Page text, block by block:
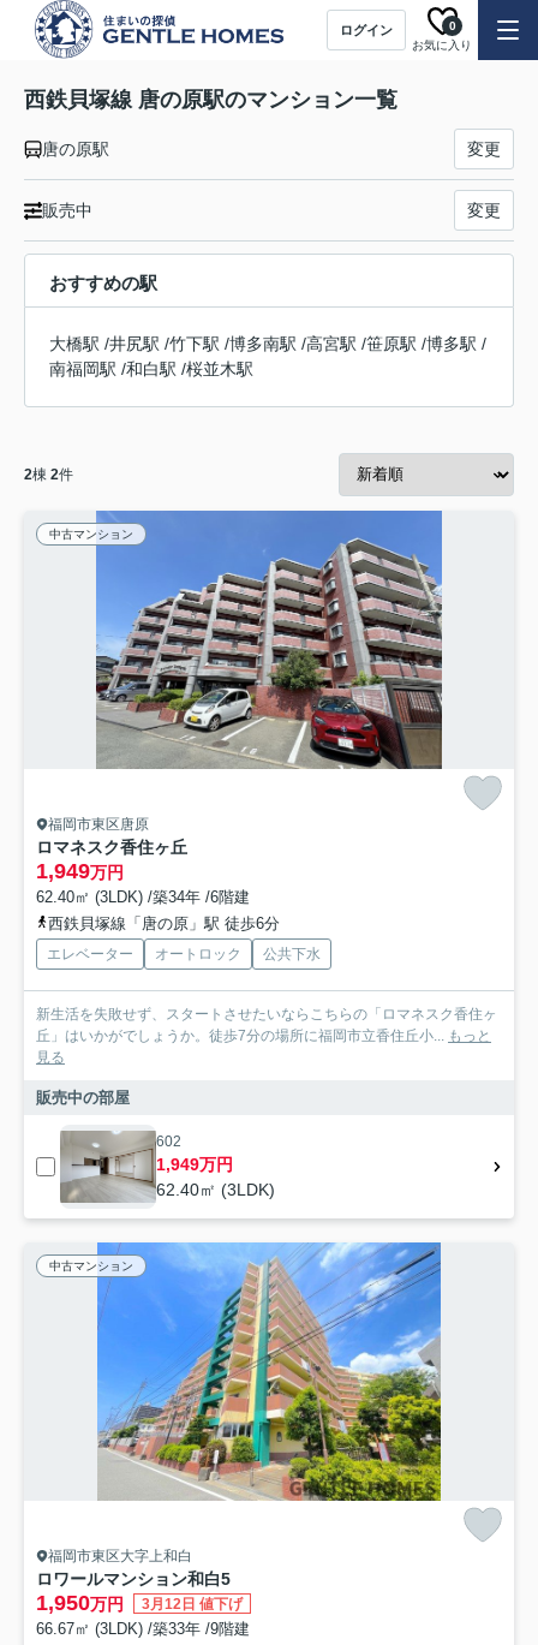
ログイン
お気に入り
0
西鉄貝塚線 唐の原駅のマンション一覧
唐の原駅 変更
販売中 変更
おすすめの駅
大橋駅 /井尻駅 /竹下駅 /博多南駅 /高宮駅 /笹原駅 /博多駅 /
南福岡駅 /和白駅 /桜並木駅
2棟 2件
中古マンション
福岡市東区唐原
ロマネスク香住ヶ丘
1,949万円
62.40㎡ (3LDK) /築34年 /6階建
西鉄貝塚線「唐の原」駅 徒歩6分
エレベーター オートロック 公共下水
新生活を失敗せず、スタートさせたいならこちらの「ロマネスク香住ヶ
丘」はいかがでしょうか。徒歩7分の場所に福岡市立香住丘小... もっと
見る
販売中の部屋
602
1,949万円
62.40㎡ (3LDK)
中古マンション
福岡市東区大字上和白
ロワールマンション和白5
1,950万円 3月12日 値下げ
66.67㎡ (3LDK) /築33年 /9階建